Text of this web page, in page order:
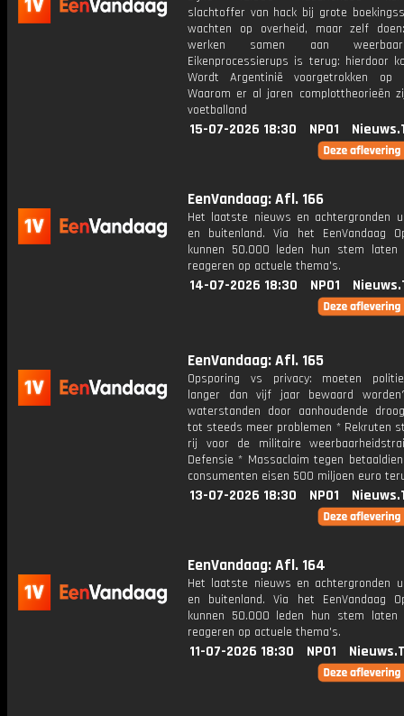
slachtoffer van hack bij grote
wachten op overheid, maar zelf
werken samen aan
Eikenprocessierups is terug: hierdoor
Wordt Argentinië voorgetrokken op
Waarom er al jaren complottheorieën
voetballand
15-07-2026 18:30 NPO1
EenVandaag: Afl. 166
Het laatste nieuws en achtergronden
en buitenland. Via het EenVandaag
kunnen 50.000 leden hun stem laten
reageren op actuele thema's.
14-07-2026 18:30 NPO1
EenVandaag: Afl. 165
Opsporing vs privacy: moeten
langer dan vijf jaar bewaard
waterstanden door aanhoudende
tot steeds meer problemen * Rekruten
rij voor de militaire
Defensie * Massaclaim tegen
consumenten eisen 500 miljoen euro
13-07-2026 18:30 NPO1
EenVandaag: Afl. 164
Het laatste nieuws en achtergronden
en buitenland. Via het EenVandaag
kunnen 50.000 leden hun stem laten
reageren op actuele thema's.
11-07-2026 18:30 NPO1